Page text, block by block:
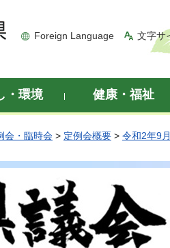
Foreign Language 文字サ
・環境 健康・福祉
会・臨時会 > 定例会概要 > 令和2年9